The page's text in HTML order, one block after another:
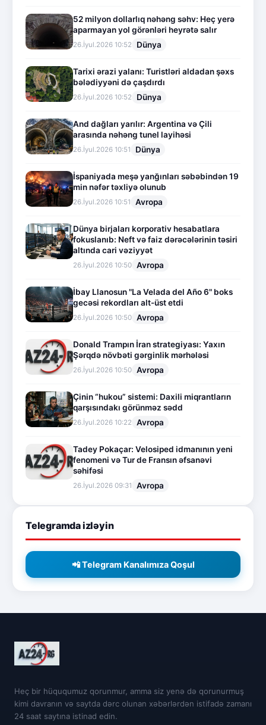
52 milyon dollarlıq nəhəng səhv: Heç yerə
aparmayan yol görənləri heyrətə salır
26.İyul.2026 10:52 Dünya
Tarixi ərazi yalanı: Turistləri aldadan şəxs
bələdiyyəni də çaşdırdı
26.İyul.2026 10:52 Dünya
And dağları yarılır: Argentina və Çili
arasında nəhəng tunel layihəsi
26.İyul.2026 10:51 Dünya
İspaniyada meşə yanğınları səbəbindən 19
min nəfər təxliyə olunub
26.İyul.2026 10:51 Avropa
Dünya birjaları korporativ hesabatlara
fokuslanıb: Neft və faiz dərəcələrinin təsiri
altında cari vəziyyət
26.İyul.2026 10:50 Avropa
İbay Llanosun "La Velada del Año 6" boks
gecəsi rekordları alt-üst etdi
26.İyul.2026 10:50 Avropa
Donald Trampın İran strategiyası: Yaxın
Şərqdə növbəti gərginlik mərhələsi
26.İyul.2026 10:50 Avropa
Çinin “hukou” sistemi: Daxili miqrantların
qarşısındakı görünməz sədd
26.İyul.2026 10:22 Avropa
Tadey Pokaçar: Velosiped idmanının yeni
fenomeni və Tur de Fransın əfsanəvi
səhifəsi
26.İyul.2026 09:31 Avropa
Telegramda izləyin
📲 Telegram Kanalımıza Qoşul
Heç bir hüququmuz qorunmur, amma siz yenə də qorunurmuş
kimi davranın və saytda dərc olunan xəbərlərdən istifadə zamanı
24 saat saytına istinad edin.